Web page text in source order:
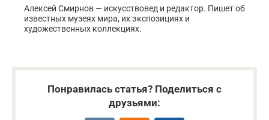
Алексей Смирнов — искусствовед и редактор. Пишет об
известных музеях мира, их экспозициях и
художественных коллекциях.
Понравилась статья? Поделиться с
друзьями: